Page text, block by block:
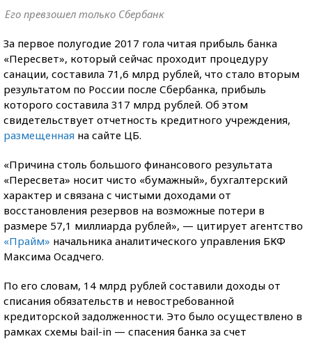
Его превзошел только Сбербанк
За первое полугодие 2017 гола читая прибыль банка
«Пересвет», который сейчас проходит процедуру
санации, составила 71,6 млрд рублей, что стало вторым
результатом по России после Сбербанка, прибыль
которого составила 317 млрд рублей. Об этом
свидетельствует отчетность кредитного учреждения,
размещенная на сайте ЦБ.
«Причина столь большого финансового результата
«Пересвета» носит чисто «бумажный», бухгалтерский
характер и связана с чистыми доходами от
восстановления резервов на возможные потери в
размере 57,1 миллиарда рублей», — цитирует агентство
«Прайм» начальника аналитического управления БКФ
Максима Осадчего.
По его словам, 14 млрд рублей составили доходы от
списания обязательств и невостребованной
кредиторской задолженности. Это было осуществлено в
рамках схемы bail-in — спасения банка за счет